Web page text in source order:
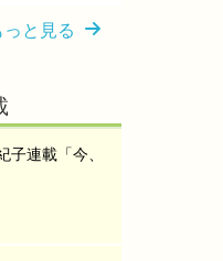
と見る
子連載「今、